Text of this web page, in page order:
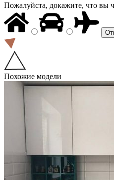
Пожалуйста, докажите, что вы
Похожие модели